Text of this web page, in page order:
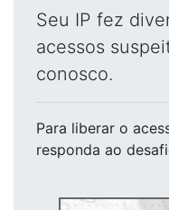
Seu IP fez
acessos
conosco.
Para liberar o
responda ao